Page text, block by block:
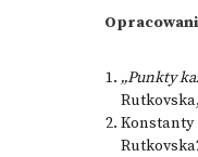
„Punkty
Konstanty